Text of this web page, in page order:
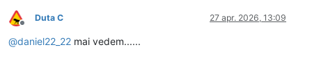
Deconectat
Duta C 27 apr. 2026, 13:09
@daniel22_22 mai vedem......